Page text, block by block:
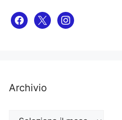
facebook
x instagram
Archivio
Archivio